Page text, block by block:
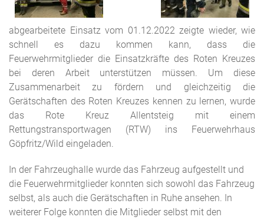
abgearbeitete Einsatz vom 01.12.2022 zeigte wieder, wie
schnell es dazu kommen kann, dass die
Feuerwehrmitglieder die Einsatzkräfte des Roten Kreuzes
bei deren Arbeit unterstützen müssen. Um diese
Zusammenarbeit zu fördern und gleichzeitig die
Gerätschaften des Roten Kreuzes kennen zu lernen, wurde
das Rote Kreuz Allentsteig mit einem
Rettungstransportwagen (RTW) ins Feuerwehrhaus
Göpfritz/Wild eingeladen.
In der Fahrzeughalle wurde das Fahrzeug aufgestellt und
die Feuerwehrmitglieder konnten sich sowohl das Fahrzeug
selbst, als auch die Gerätschaften in Ruhe ansehen. In
weiterer Folge konnten die Mitglieder selbst mit den